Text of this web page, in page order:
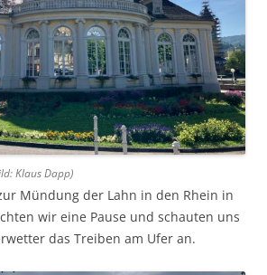
Klaus Dapp)
Mündung der Lahn in den Rhein in
wir eine Pause und schauten uns
das Treiben am Ufer an.